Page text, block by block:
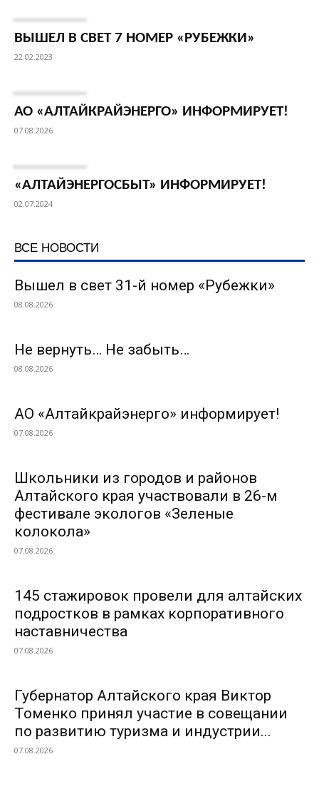
ВЫШЕЛ В СВЕТ 7 НОМЕР «РУБЕЖКИ»
22.02.2023
АО «АЛТАЙКРАЙЭНЕРГО» ИНФОРМИРУЕТ!
07.08.2026
«АЛТАЙЭНЕРГОСБЫТ» ИНФОРМИРУЕТ!
02.07.2024
ВСЕ НОВОСТИ
Вышел в свет 31-й номер «Рубежки»
08.08.2026
Не вернуть… Не забыть…
08.08.2026
АО «Алтайкрайэнерго» информирует!
07.08.2026
Школьники из городов и районов
Алтайского края участвовали в 26-м
фестивале экологов «Зеленые
колокола»
07.08.2026
145 стажировок провели для алтайских
подростков в рамках корпоративного
наставничества
07.08.2026
Губернатор Алтайского края Виктор
Томенко принял участие в совещании
по развитию туризма и индустрии...
07.08.2026